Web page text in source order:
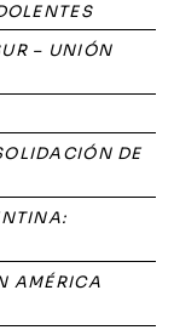
– UNIÓN
DE
AMÉRICA